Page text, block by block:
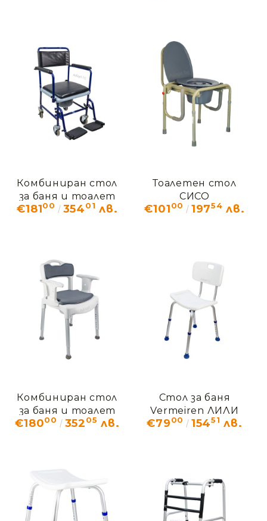
Комбиниран стол
за баня и тоалет
Vermeiren 139B
€18100 35401 лв.
Тоалетен стол
СИСО
€10100 19754 лв.
Комбиниран стол
за баня и тоалет
Етак Суифт
€18000 35205 лв.
Стол за баня
Vermeiren ЛИЛИ
€7900 15451 лв.